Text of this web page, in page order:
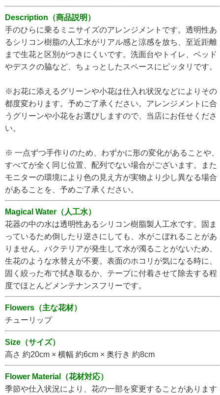
Description（商品説明）
手のひらに乗るミニサイズのアレンジメントです。透明性あ
るシリコン樹脂の人工水がリアル感と涼感を放ち、至近距離
まで生花と区別がつきにくいです。洗面台やトイレ、ベッド
やデスクの脇など、ちょっとしたスペースにピッタリです。
※お花に添えるグリーンや小花は仕入れ状況などによりその
都度変わります。予めご了承ください。アレンジメントに合
うグリーンや小花をお選びしますので、当店にお任せくださ
い。
※ 一点ずつ手作りのため、わずかに形の変化があることや、
すべてが全く同じ位置、配列でない場合がございます。また
モニターの環境により色の見え方が実物より少し異なる場合
があることを、予めご了承ください。
Magical Water（人工水）
花器の中の水は透明性あるシリコン樹脂製人工水です。固ま
っているため倒したり逆さにしても、水がこぼれることがあ
りません。バクテリアが発生して水が濁ることがないため、
生花のような水替えが不要。表面のホコリが気になる時に、
固く絞った布で拭き取るか、テープに付着させて除去する程
度でほとんどメンテナンスフリーです。
Flowers（主な花材）
チューリップ
Size（サイズ）
高さ 約20cm × 横幅 約6cm × 奥行き 約8cm
Flower Material（花材対応）
季節や仕入状況により、花の一部を変更することがあります